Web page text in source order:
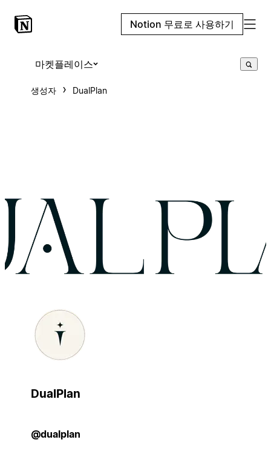
Notion 무료로 사용하기
마켓플레이스
생성자 DualPlan
DualPlan
@dualplan